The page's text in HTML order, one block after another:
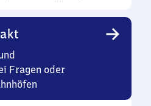
Fragen oder